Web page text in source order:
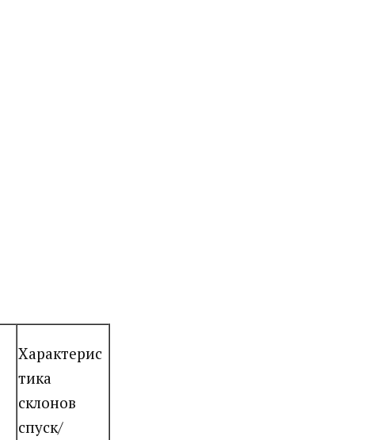
Характерис
тика
склонов
спуск/